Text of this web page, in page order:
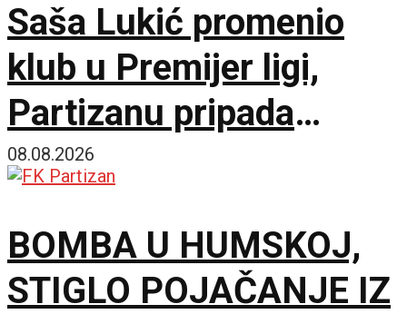
Saša Lukić promenio
klub u Premijer ligi,
Partizanu pripada
fantastičnih 300.000
08.08.2026
BOMBA U HUMSKOJ,
STIGLO POJAČANJE IZ